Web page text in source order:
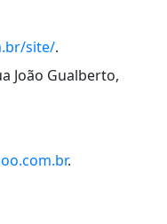
site/.
João Gualberto,
.